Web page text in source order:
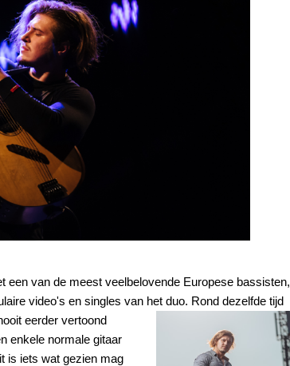
een van de meest veelbelovende Europese bassisten,
video's en singles van het duo. Rond dezelfde tijd
eerder vertoond
enkele normale gitaar
is iets wat gezien mag